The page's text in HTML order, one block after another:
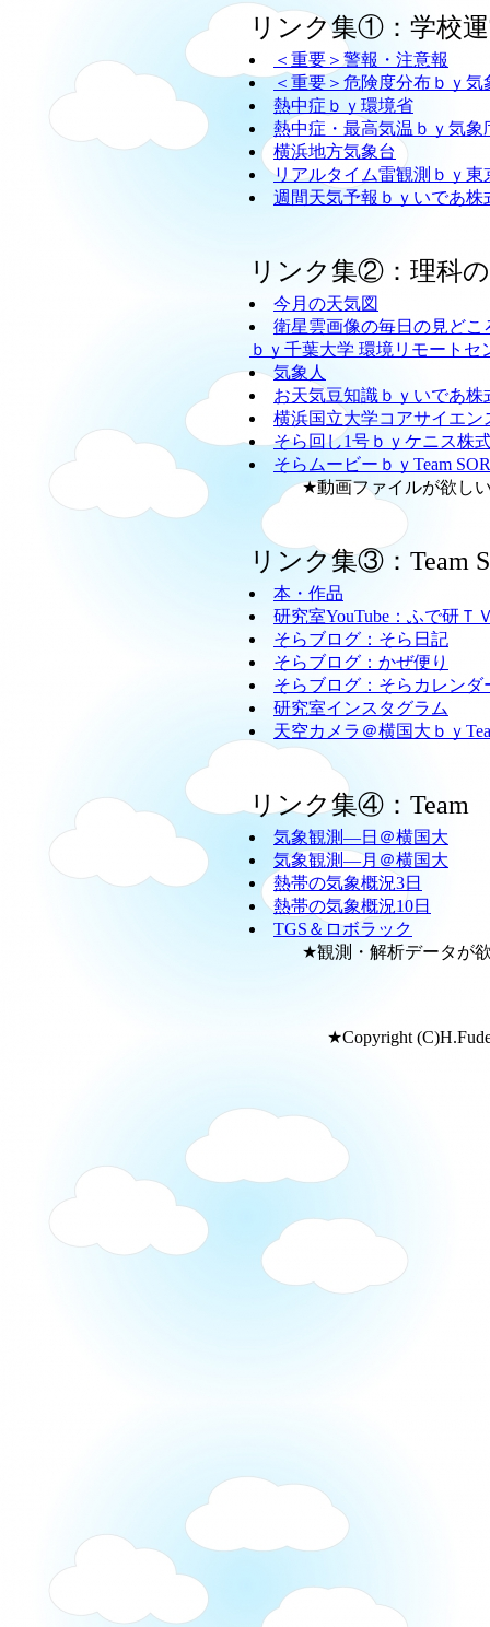
リンク集①：学校
＜重要＞警報・注意報
＜重要＞危険度分布ｂｙ気
熱中症ｂｙ環境省
熱中症・最高気温ｂｙ気象
横浜地方気象台
リアルタイム雷観測ｂｙ東
週間天気予報ｂｙいであ株
リンク集②：理科
今月の天気図
衛星雲画像の毎日の見どこ
ｂｙ千葉大学 環境リモート
気象人
お天気豆知識ｂｙいであ株
横浜国立大学コアサイエン
そら回し1号ｂｙケニス株
そらムービーｂｙTeam
★動画ファイルが欲しい
リンク集③：Team
本・作品
研究室YouTube：ふで研Ｔ
そらブログ：そら日記
そらブログ：かぜ便り
そらブログ：そらカレンダ
研究室インスタグラム
天空カメラ＠横国大ｂｙ
リンク集④：
気象観測―日＠横国大
気象観測―月＠横国大
熱帯の気象概況3日
熱帯の気象概況10日
TGS＆ロボラック
★観測・解析データが欲し
★Copyright